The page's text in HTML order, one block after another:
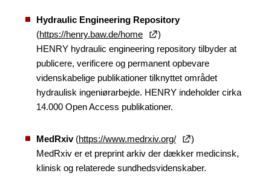
Hydraulic Engineering Repository
(https://henry.baw.de/home
)
HENRY hydraulic engineering repository tilbyder at
publicere, verificere og permanent opbevare
videnskabelige publikationer tilknyttet området
hydraulisk ingeniørarbejde. HENRY indeholder cirka
14.000 Open Access publikationer.
MedRxiv(https://www.medrxiv.org/
)
MedRxiv er et preprint arkiv der dækker medicinsk,
klinisk og relaterede sundhedsvidenskaber.